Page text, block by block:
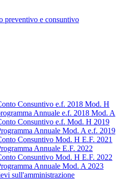
preventivo e consuntivo
Consuntivo e.f. 2018 Mod. H
Annuale e.f. 2018 Mod. A
Consuntivo e.f. Mod. H 2019
Annuale Mod. A e.f. 2019
Consuntivo Mod. H E.F. 2021
Annuale E.F. 2022
Consuntivo Mod. H E.F. 2022
Annuale Mod. A 2023
sull'amministrazione